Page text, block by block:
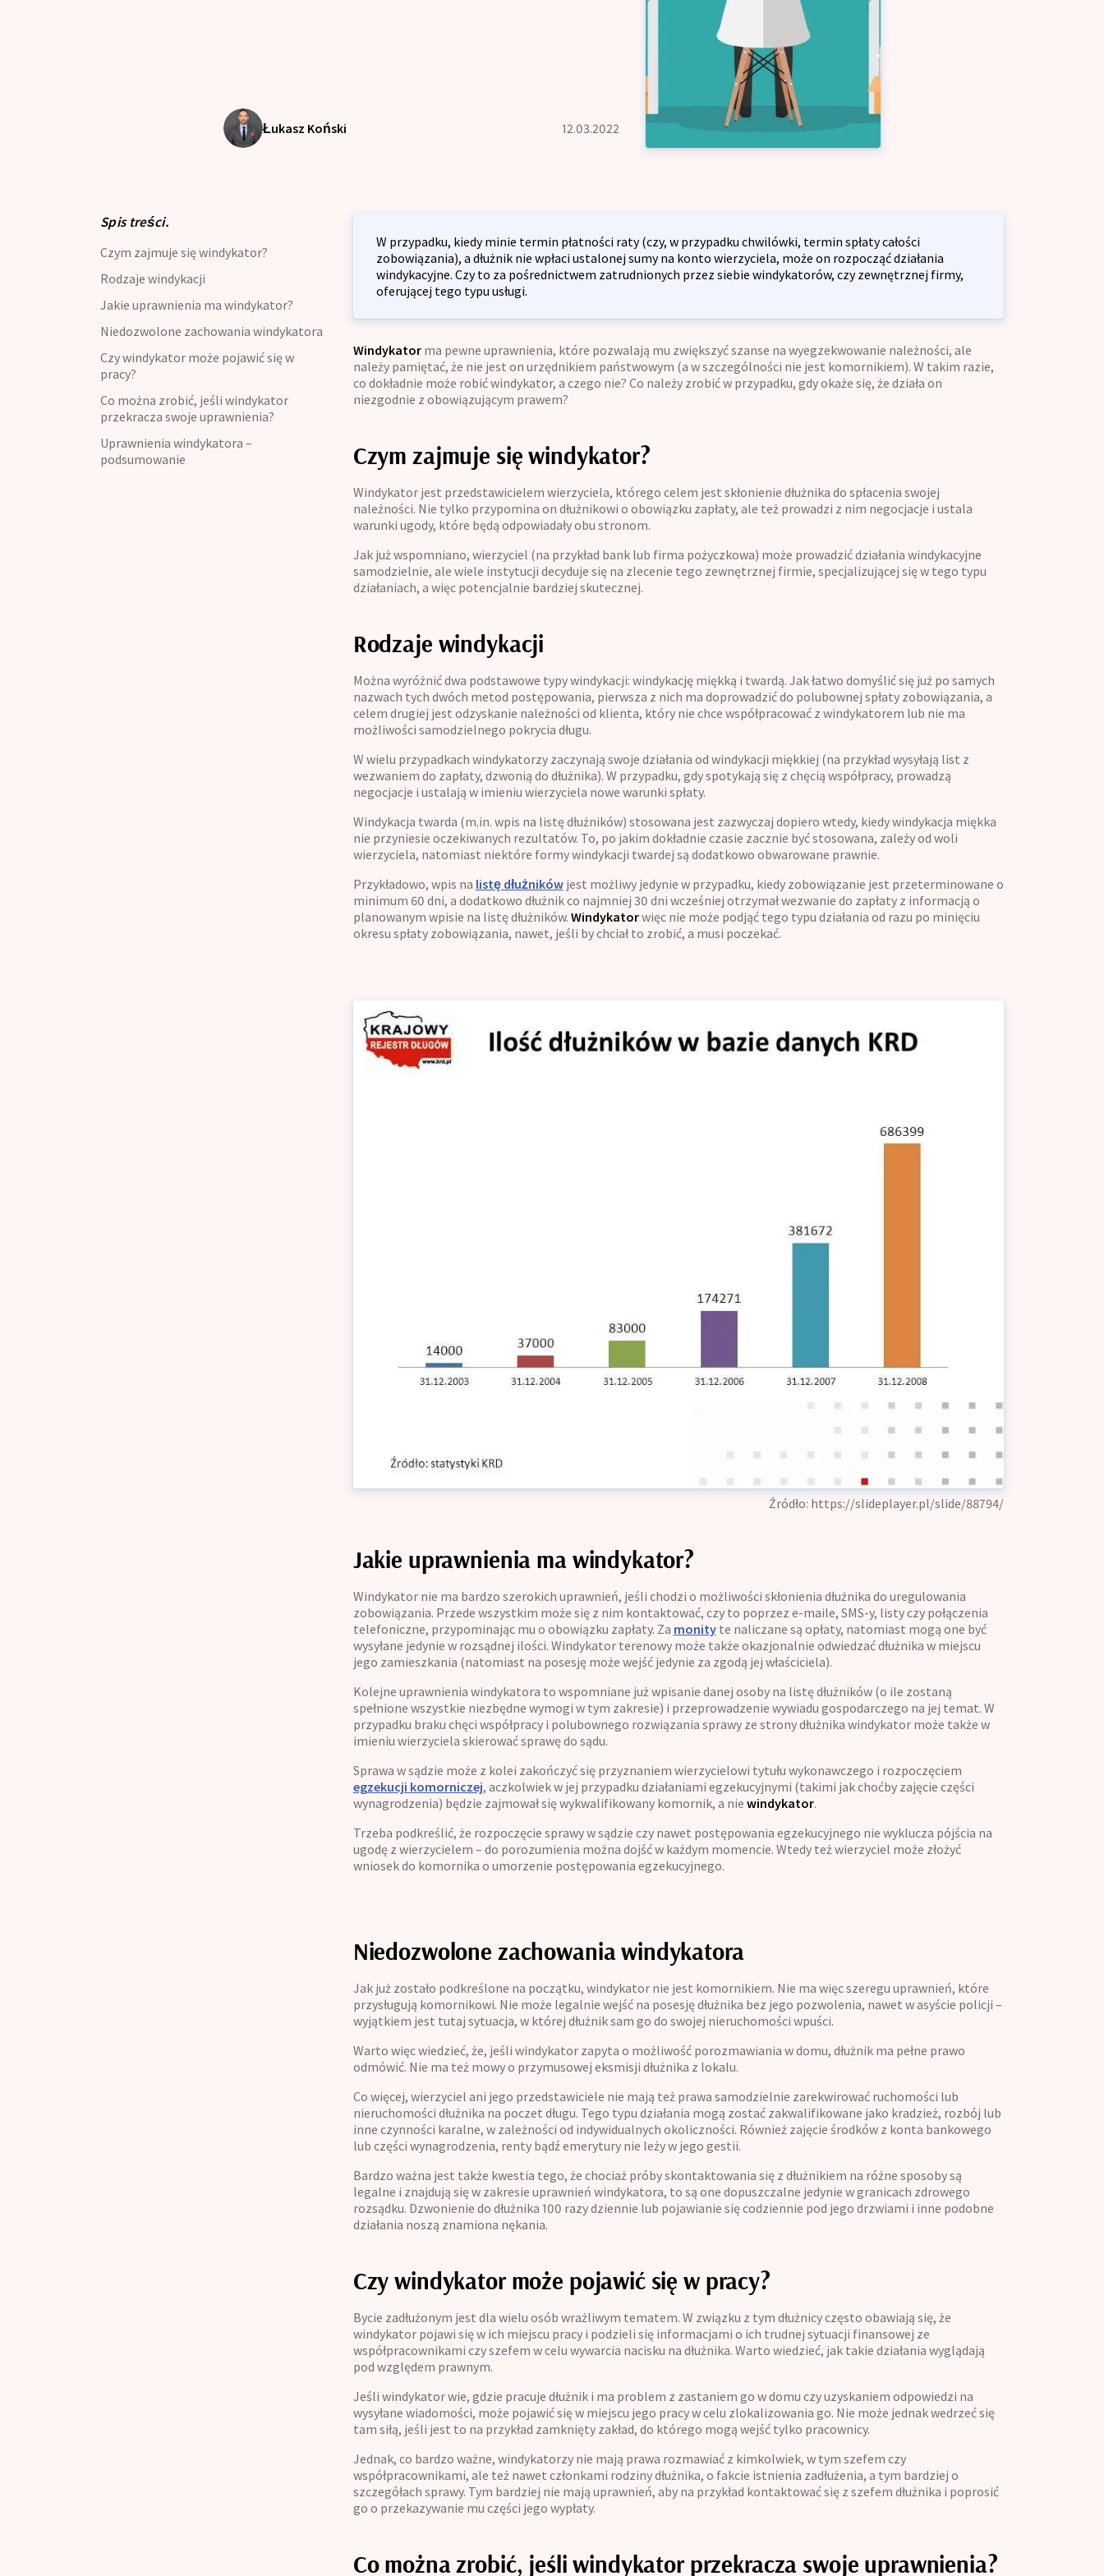
Kredyt konsumpcyjny
Kredyt refinansowy
Kredyt na umowę zlecenie
Kredyt gotówkowy
Zdolność Kredytowa
Kredyt preferencyjny
Kalkulator kredytowy
Kredyt bez zaświadczenia
Kredyt konsumpcyjny
Kredyt refinansowy
Kredyt na umowę zlecenie
Kredyt na działalność gospodarczą
Kredyt odnawialny dla firm
Restrukturyzacja przedsiębiorstw
Kredyt inwestycyjny dla firm
Opinie
Blog
Zespół
Kontakt
Łukasz Koński 12.03.2022
Spis treści.
Czym zajmuje się windykator?
Rodzaje windykacji
Jakie uprawnienia ma windykator?
Niedozwolone zachowania windykatora
Czy windykator może pojawić się w
pracy?
Co można zrobić, jeśli windykator
przekracza swoje uprawnienia?
Uprawnienia windykatora –
podsumowanie
W przypadku, kiedy minie termin płatności raty (czy, w przypadku chwilówki, termin spłaty całości
zobowiązania), a dłużnik nie wpłaci ustalonej sumy na konto wierzyciela, może on rozpocząć działania
windykacyjne. Czy to za pośrednictwem zatrudnionych przez siebie windykatorów, czy zewnętrznej firmy,
oferującej tego typu usługi.
Windykatorma pewne uprawnienia, które pozwalają mu zwiększyć szanse na wyegzekwowanie należności, ale
należy pamiętać, że nie jest on urzędnikiem państwowym (a w szczególności nie jest komornikiem). W takim razie,
co dokładnie może robić windykator, a czego nie? Co należy zrobić w przypadku, gdy okaże się, że działa on
niezgodnie z obowiązującym prawem?
Czym zajmuje się windykator?
Windykator jest przedstawicielem wierzyciela, którego celem jest skłonienie dłużnika do spłacenia swojej
należności. Nie tylko przypomina on dłużnikowi o obowiązku zapłaty, ale też prowadzi z nim negocjacje i ustala
warunki ugody, które będą odpowiadały obu stronom.
Jak już wspomniano, wierzyciel (na przykład bank lub firma pożyczkowa) może prowadzić działania windykacyjne
samodzielnie, ale wiele instytucji decyduje się na zlecenie tego zewnętrznej firmie, specjalizującej się w tego typu
działaniach, a więc potencjalnie bardziej skutecznej.
Rodzaje windykacji
Można wyróżnić dwa podstawowe typy windykacji: windykację miękką i twardą. Jak łatwo domyślić się już po samych
nazwach tych dwóch metod postępowania, pierwsza z nich ma doprowadzić do polubownej spłaty zobowiązania, a
celem drugiej jest odzyskanie należności od klienta, który nie chce współpracować z windykatorem lub nie ma
możliwości samodzielnego pokrycia długu.
W wielu przypadkach windykatorzy zaczynają swoje działania od windykacji miękkiej (na przykład wysyłają list z
wezwaniem do zapłaty, dzwonią do dłużnika). W przypadku, gdy spotykają się z chęcią współpracy, prowadzą
negocjacje i ustalają w imieniu wierzyciela nowe warunki spłaty.
Windykacja twarda (m.in. wpis na listę dłużników) stosowana jest zazwyczaj dopiero wtedy, kiedy windykacja miękka
nie przyniesie oczekiwanych rezultatów. To, po jakim dokładnie czasie zacznie być stosowana, zależy od woli
wierzyciela, natomiast niektóre formy windykacji twardej są dodatkowo obwarowane prawnie.
Przykładowo, wpis na listę dłużnikówjest możliwy jedynie w przypadku, kiedy zobowiązanie jest przeterminowane o
minimum 60 dni, a dodatkowo dłużnik co najmniej 30 dni wcześniej otrzymał wezwanie do zapłaty z informacją o
planowanym wpisie na listę dłużników. Windykatorwięc nie może podjąć tego typu działania od razu po minięciu
okresu spłaty zobowiązania, nawet, jeśli by chciał to zrobić, a musi poczekać.
Źródło: https://slideplayer.pl/slide/88794/
Jakie uprawnienia ma windykator?
Windykator nie ma bardzo szerokich uprawnień, jeśli chodzi o możliwości skłonienia dłużnika do uregulowania
zobowiązania. Przede wszystkim może się z nim kontaktować, czy to poprzez e-maile, SMS-y, listy czy połączenia
telefoniczne, przypominając mu o obowiązku zapłaty. Za monityte naliczane są opłaty, natomiast mogą one być
wysyłane jedynie w rozsądnej ilości. Windykator terenowy może także okazjonalnie odwiedzać dłużnika w miejscu
jego zamieszkania (natomiast na posesję może wejść jedynie za zgodą jej właściciela).
Kolejne uprawnienia windykatora to wspomniane już wpisanie danej osoby na listę dłużników (o ile zostaną
spełnione wszystkie niezbędne wymogi w tym zakresie) i przeprowadzenie wywiadu gospodarczego na jej temat. W
przypadku braku chęci współpracy i polubownego rozwiązania sprawy ze strony dłużnika windykator może także w
imieniu wierzyciela skierować sprawę do sądu.
Sprawa w sądzie może z kolei zakończyć się przyznaniem wierzycielowi tytułu wykonawczego i rozpoczęciem
egzekucji komorniczej, aczkolwiek w jej przypadku działaniami egzekucyjnymi (takimi jak choćby zajęcie części
wynagrodzenia) będzie zajmował się wykwalifikowany komornik, a nie windykator.
Trzeba podkreślić, że rozpoczęcie sprawy w sądzie czy nawet postępowania egzekucyjnego nie wyklucza pójścia na
ugodę z wierzycielem – do porozumienia można dojść w każdym momencie. Wtedy też wierzyciel może złożyć
wniosek do komornika o umorzenie postępowania egzekucyjnego.
Niedozwolone zachowania windykatora
Jak już zostało podkreślone na początku, windykator nie jest komornikiem. Nie ma więc szeregu uprawnień, które
przysługują komornikowi. Nie może legalnie wejść na posesję dłużnika bez jego pozwolenia, nawet w asyście policji –
wyjątkiem jest tutaj sytuacja, w której dłużnik sam go do swojej nieruchomości wpuści.
Warto więc wiedzieć, że, jeśli windykator zapyta o możliwość porozmawiania w domu, dłużnik ma pełne prawo
odmówić. Nie ma też mowy o przymusowej eksmisji dłużnika z lokalu.
Co więcej, wierzyciel ani jego przedstawiciele nie mają też prawa samodzielnie zarekwirować ruchomości lub
nieruchomości dłużnika na poczet długu. Tego typu działania mogą zostać zakwalifikowane jako kradzież, rozbój lub
inne czynności karalne, w zależności od indywidualnych okoliczności. Również zajęcie środków z konta bankowego
lub części wynagrodzenia, renty bądź emerytury nie leży w jego gestii.
Bardzo ważna jest także kwestia tego, że chociaż próby skontaktowania się z dłużnikiem na różne sposoby są
legalne i znajdują się w zakresie uprawnień windykatora, to są one dopuszczalne jedynie w granicach zdrowego
rozsądku. Dzwonienie do dłużnika 100 razy dziennie lub pojawianie się codziennie pod jego drzwiami i inne podobne
działania noszą znamiona nękania.
Czy windykator może pojawić się w pracy?
Bycie zadłużonym jest dla wielu osób wrażliwym tematem. W związku z tym dłużnicy często obawiają się, że
windykator pojawi się w ich miejscu pracy i podzieli się informacjami o ich trudnej sytuacji finansowej ze
współpracownikami czy szefem w celu wywarcia nacisku na dłużnika. Warto wiedzieć, jak takie działania wyglądają
pod względem prawnym.
Jeśli windykator wie, gdzie pracuje dłużnik i ma problem z zastaniem go w domu czy uzyskaniem odpowiedzi na
wysyłane wiadomości, może pojawić się w miejscu jego pracy w celu zlokalizowania go. Nie może jednak wedrzeć się
tam siłą, jeśli jest to na przykład zamknięty zakład, do którego mogą wejść tylko pracownicy.
Jednak, co bardzo ważne, windykatorzy nie mają prawa rozmawiać z kimkolwiek, w tym szefem czy
współpracownikami, ale też nawet członkami rodziny dłużnika, o fakcie istnienia zadłużenia, a tym bardziej o
szczegółach sprawy. Tym bardziej nie mają uprawnień, aby na przykład kontaktować się z szefem dłużnika i poprosić
go o przekazywanie mu części jego wypłaty.
Co można zrobić, jeśli windykator przekracza swoje uprawnienia?